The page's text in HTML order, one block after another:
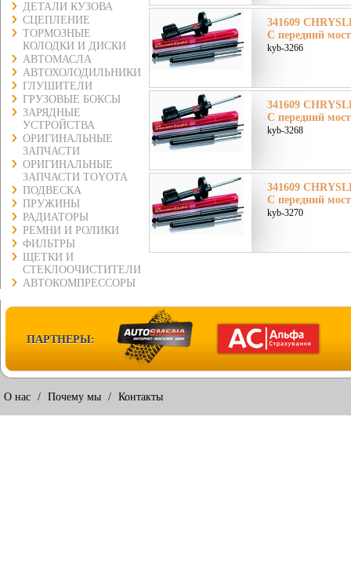
ДЕТАЛИ КУЗОВА
СЦЕПЛЕНИЕ
ТОРМОЗНЫЕ
КОЛОДКИ И ДИСКИ
АВТОМАСЛА
АВТОХОЛОДИЛЬНИКИ
ГЛУШИТЕЛИ
ГРУЗОВЫЕ БОКСЫ
ЗАРЯДНЫЕ
УСТРОЙСТВА
ОРИГИНАЛЬНЫЕ
ЗАПЧАСТИ
ОРИГИНАЛЬНЫЕ
ЗАПЧАСТИ TOYOTA
ПОДВЕСКА
ПРУЖИНЫ
РАДИАТОРЫ
РЕМНИ И РОЛИКИ
ФИЛЬТРЫ
ЩЕТКИ И
СТЕКЛООЧИСТИТЕЛИ
АВТОКОМПРЕССОРЫ
341609
C передний
kyb-3266
341609
C передний
kyb-3268
341609
C передний
kyb-3270
ПАРТНЕРЫ:
О нас / Почему мы / Контакты